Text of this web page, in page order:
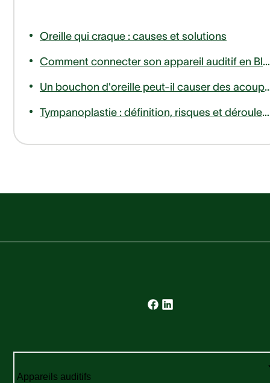
Oreille qui craque : causes et solutions
Comment connecter son appareil auditif en Bluetooth à son téléphone ou télévision ?
Un bouchon d'oreille
Tympanoplastie : définition, risques et déroulement
Appareils auditifs